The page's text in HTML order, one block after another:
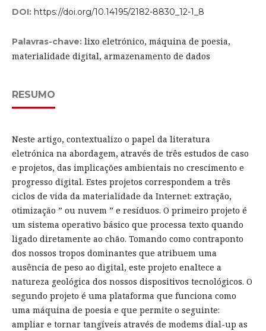
DOI: https://doi.org/10.14195/2182-8830_12-1_8
Palavras-chave: lixo eletrónico, máquina de poesia,
materialidade digital, armazenamento de dados
RESUMO
Neste artigo, contextualizo o papel da literatura
eletrónica na abordagem, através de três estudos de caso
e projetos, das implicações ambientais no crescimento e
progresso digital. Estes projetos correspondem a três
ciclos de vida da materialidade da Internet: extração,
otimização ” ou nuvem ” e resíduos. O primeiro projeto é
um sistema operativo básico que processa texto quando
ligado diretamente ao chão. Tomando como contraponto
dos nossos tropos dominantes que atribuem uma
ausência de peso ao digital, este projeto enaltece a
natureza geológica dos nossos dispositivos tecnológicos. O
segundo projeto é uma plataforma que funciona como
uma máquina de poesia e que permite o seguinte:
ampliar e tornar tangíveis através de modems dial-up as